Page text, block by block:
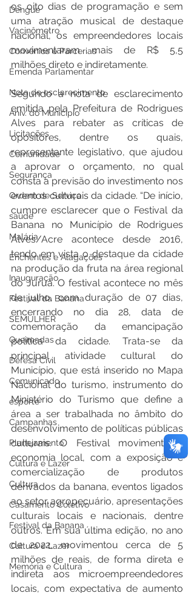
Dengue
Vacinômetro
Convênios e Parcerias
Emenda Parlamentar
Nota de esclarecimento
Aniv. do Município
Licitações
Comunidade
Segurança
Ordem de Serviço
saúde
Malária
Enchentes e Alagações
Inauguração
Festival da Banana
SEMULHER
Queimadas
Defesa Civil
Comunicado
esporte
Campanhas
Planejamento
Cultura e Lazer
Cultura
Casamento Coletivo
Festival da Banana
Cultura e Lazer
Memória e Cultura
os oito dias de programação e sem
uma atração musical de destaque
nacional, os empreendedores locais
movimentaram mais de R$ 5,5
milhões direto e indiretamente.
Segundo a nota de esclarecimento
emitida pela Prefeitura de Rodrigues
Alves para rebater as críticas de
opositores, dentre os quais,
representante legislativo, que ajudou
a aprovar o orçamento, no qual
consta a previsão do investimento nos
eventos culturais da cidade. “De início,
cumpre esclarecer que o Festival da
Banana no Município de Rodrigues
Alves/Acre acontece desde 2016,
tendo em vista o destaque da cidade
na produção da fruta na área regional
do Juruá. O festival acontece no mês
de julho, com duração de 07 dias,
encerrando no dia 28, data de
comemoração da emancipação
política da cidade. Trata-se da
principal atividade cultural do
Município, que está inserido no Mapa
Nacional do turismo, instrumento do
Ministério do Turismo que define a
área a ser trabalhada no âmbito do
desenvolvimento de políticas públicas
culturais. O Festival movimenta a
economia local, com a exposição e
comercialização de produtos
derivados da banana, eventos ligados
ao setor agropecuário, apresentações
culturais locais e nacionais, dentre
outros. Em sua última edição, no ano
de 2022, movimentou cerca de 5
milhões de reais, de forma direta e
indireta aos microempreendedores
locais, com expectativa de aumento